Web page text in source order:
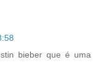
bieber que é uma